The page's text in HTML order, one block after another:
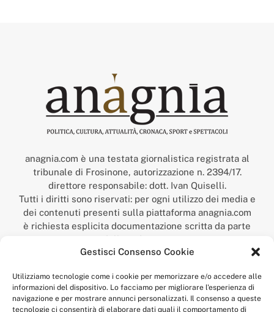
Gestisci Consenso Cookie
Utilizziamo tecnologie come i cookie per memorizzare e/o accedere alle
informazioni del dispositivo. Lo facciamo per migliorare l'esperienza di
navigazione e per mostrare annunci personalizzati. Il consenso a queste
tecnologie ci consentirà di elaborare dati quali il comportamento di
anagnia.com è una testata giornalistica registrata al
tribunale di Frosinone, autorizzazione n. 2394/17.
direttore responsabile: dott. Ivan Quiselli.
Tutti i diritti sono riservati: per ogni utilizzo dei media e
dei contenuti presenti sulla piattaforma anagnia.com
è richiesta esplicita documentazione scritta da parte
della redazione.
“Anagnia” è un marchio registrato presso l’Ufficio Italiano
Economico,
num. registrazione: 302017000014044 del 9 febbraio 2017.
Per contatti:redazione@anagnia.com